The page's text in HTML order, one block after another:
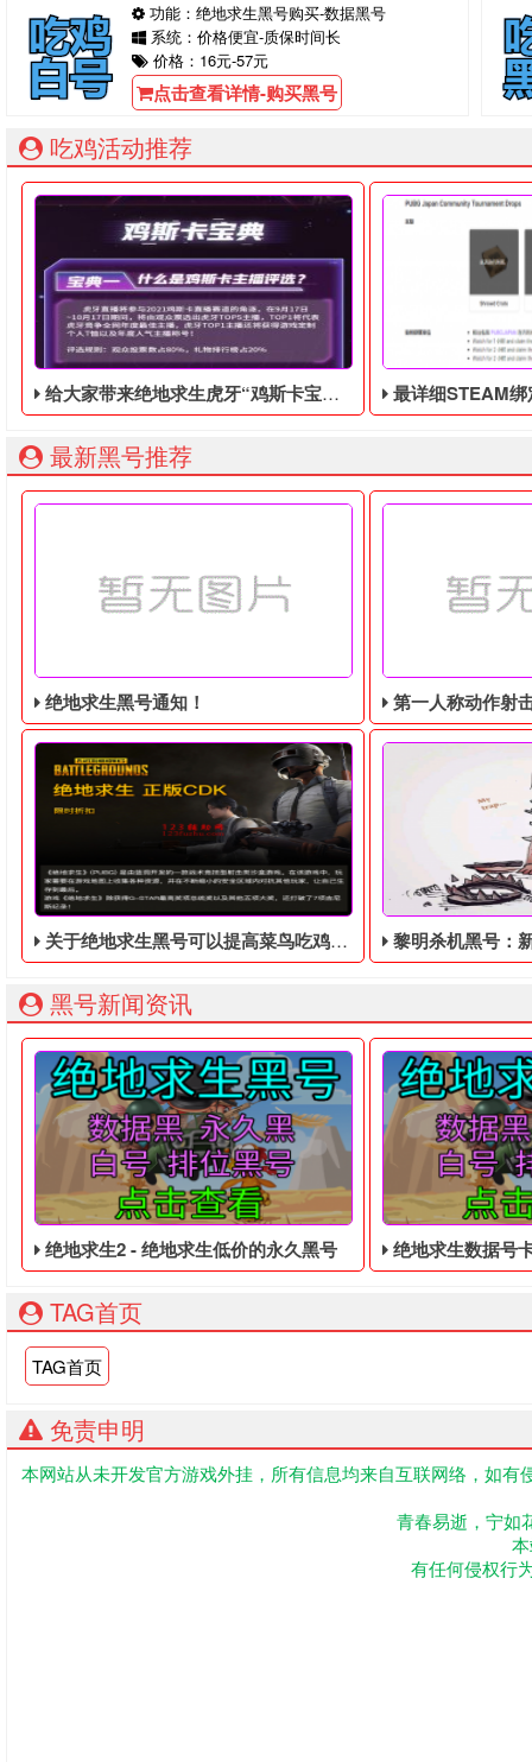
功能：绝地求生黑号购买-数据黑号
系统：价格便宜-质保时间长
价格：16元-57元
点击查看详情-购买黑号
吃鸡活动推荐
给大家带来绝地求生虎牙“鸡斯卡宝典”的福利活动，这次福利活动将于9月17日至10月17日开始 最详细STEAM绑定全球账号以
最新黑号推荐
绝地求生黑号通知！
绝地求生黑号： 质保时间内找回换号！ 绝地求生白号： 四无
第一人称动作射击游戏《绝地
2036年，世界上
关于绝地求生黑号可以提高菜鸟吃鸡率的3中道具
今天，我要说的是三种关于绝地求生黑号可以提高菜鸟吃鸡率
黎明杀机黑号​：新作更刺激、更
这款游戏还是延
黑号新闻资讯
绝地求生2 - 绝地求生低价的永久黑号 绝地求生数据号卡盟
TAG首页
TAG首页
免责申明
本网站从未开发官方游戏外挂，所有信息均来自互联网络，如
青春易逝，宁如
有任何侵权行